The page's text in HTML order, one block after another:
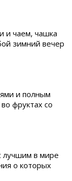
и чаем, чашка
зимний вечер
и полным
фруктах со
лучшим в мире
о которых